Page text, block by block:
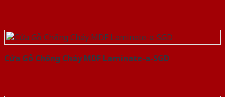
Cửa Gỗ Chống Cháy MDF Laminate-a-SGD